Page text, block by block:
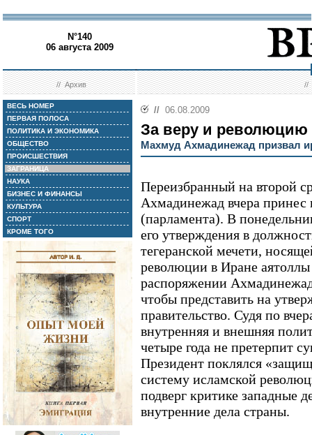
N°140
06 августа 2009
//Архив //
ВЕСЬ НОМЕР
ПЕРВАЯ ПОЛОСА
ПОЛИТИКА И ЭКОНОМИКА
ОБЩЕСТВО
ПРОИСШЕСТВИЯ
ЗАГРАНИЦА
НАУКА
БИЗНЕС И ФИНАНСЫ
КУЛЬТУРА
СПОРТ
КРОМЕ ТОГО
// 06.08.2009
За веру и революцию
Махмуд Ахмадинежад призвал
Переизбранный на второй
Ахмадинежад вчера принес
(парламента). В
его утверждения в
тегеранской мечети,
революции в Иране
распоряжении
чтобы представить на
правительство. Судя по
внутренняя и внешняя
четыре года не претерпит
Президент поклялся
систему исламской
подверг критике западные
внутренние дела страны.